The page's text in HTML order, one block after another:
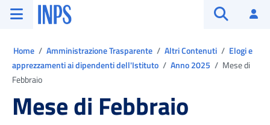
Vai al menu principale
Vai al contenuto principale
Vai al pie' di pagina
INPS ()
Home Amministrazione Trasparente Altri Contenuti
Elogi e
apprezzamenti ai dipendenti dell'Istituto
Anno 2025
Mese di
Febbraio
Mese di Febbraio